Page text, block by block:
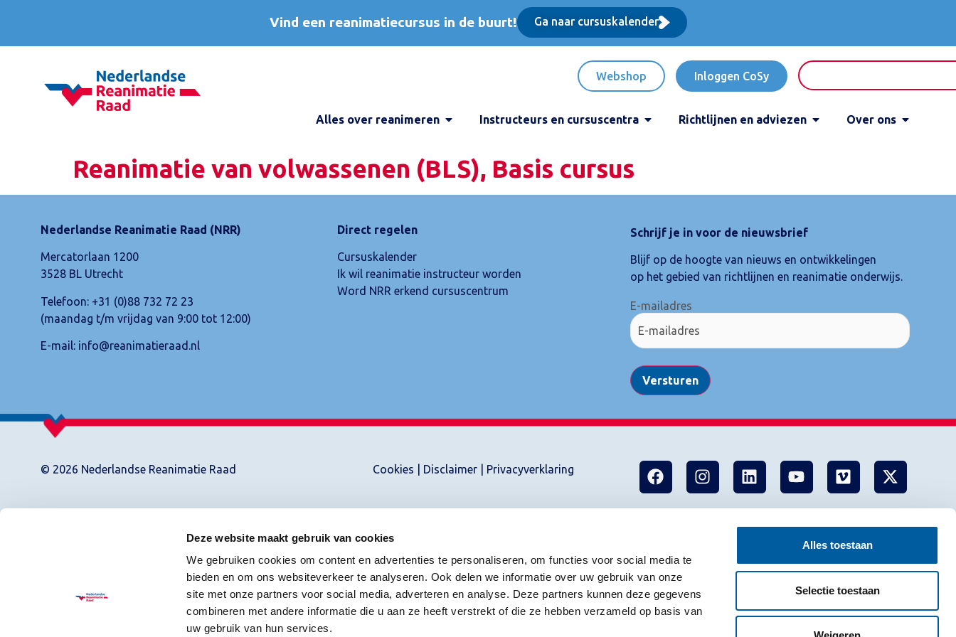
Deze website maakt gebruik van cookies
We gebruiken cookies om content en advertenties te personaliseren, om functies voor social media te
bieden en om ons websiteverkeer te analyseren. Ook delen we informatie over uw gebruik van onze
site met onze partners voor social media, adverteren en analyse. Deze partners kunnen deze gegevens
combineren met andere informatie die u aan ze heeft verstrekt of die ze hebben verzameld op basis van
uw gebruik van hun services.
Alles toestaan
Selectie toestaan
Vind een reanimatiecursus in de buurt! Ga naar cursuskalender
Webshop Inloggen CoSy
Alles over reanimeren Instructeurs en cursuscentra Richtlijnen en adviezen Over ons
Reanimatie van volwassenen (BLS), Basis cursus
Nederlandse Reanimatie Raad (NRR)
Mercatorlaan 1200
3528 BL Utrecht
Telefoon: +31 (0)88 732 72 23
(maandag t/m vrijdag van 9:00 tot 12:00)
E-mail: info@reanimatieraad.nl
Direct regelen
Cursuskalender
Ik wil reanimatie instructeur worden
Word NRR erkend cursuscentrum
Schrijf je in voor de nieuwsbrief
Blijf op de hoogte van nieuws en ontwikkelingen
op het gebied van richtlijnen en reanimatie onderwijs.
E-mailadres
Versturen
© 2026 Nederlandse Reanimatie Raad Cookies Disclaimer Privacyverklaring